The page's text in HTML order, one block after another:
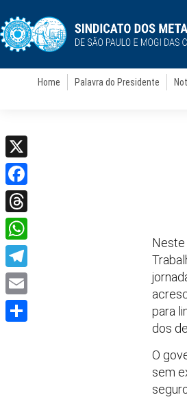
Home Palavra do Presidente
Neste
para
dos
O
sem
X
Facebook
Threads
WhatsApp
Telegram
Email